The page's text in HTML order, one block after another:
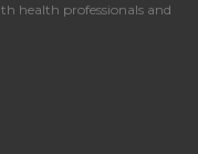
health professionals and